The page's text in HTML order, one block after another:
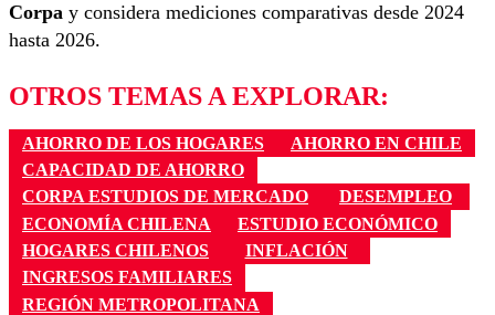
Corpa y considera mediciones comparativas desde 2024
hasta 2026.
OTROS TEMAS A EXPLORAR:
AHORRO DE LOS HOGARES
AHORRO EN CHILE
CAPACIDAD DE AHORRO
CORPA ESTUDIOS DE MERCADO
DESEMPLEO
ECONOMÍA CHILENA
ESTUDIO ECONÓMICO
HOGARES CHILENOS
INFLACIÓN
INGRESOS FAMILIARES
REGIÓN METROPOLITANA